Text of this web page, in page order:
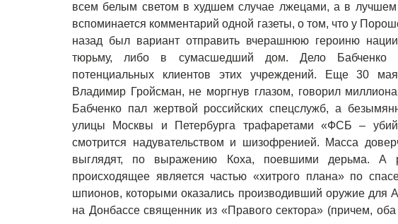
всем белым светом в худшем случае лжецами, а в
вспоминается комментарий одной газеты, о том, что у
назад был вариант отправить вчерашнюю героиню
тюрьму, либо в сумасшедший дом. Дело Бабченко
потенциальных клиентов этих учреждений. Еще 30
Владимир Гройсман, не моргнув глазом, говорил
Бабченко пал жертвой российских спецслужб, а
улицы Москвы и Петербурга трафаретами «ФСБ –
смотрится надувательством и шизофренией. Масса
выглядят, по выражению Коха, поевшими дерьма. А
происходящее является частью «хитрого плана» по
шпионов, которыми оказались производивший оружие для
на Донбассе священник из «Правого сектора» (причем,